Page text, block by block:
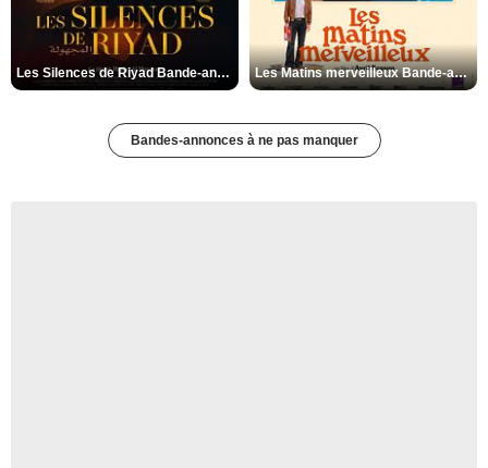
Les Silences de Riyad Bande-annonce VO STFR Les Matins merveilleux Bande-annonce VF
Bandes-annonces à ne pas manquer